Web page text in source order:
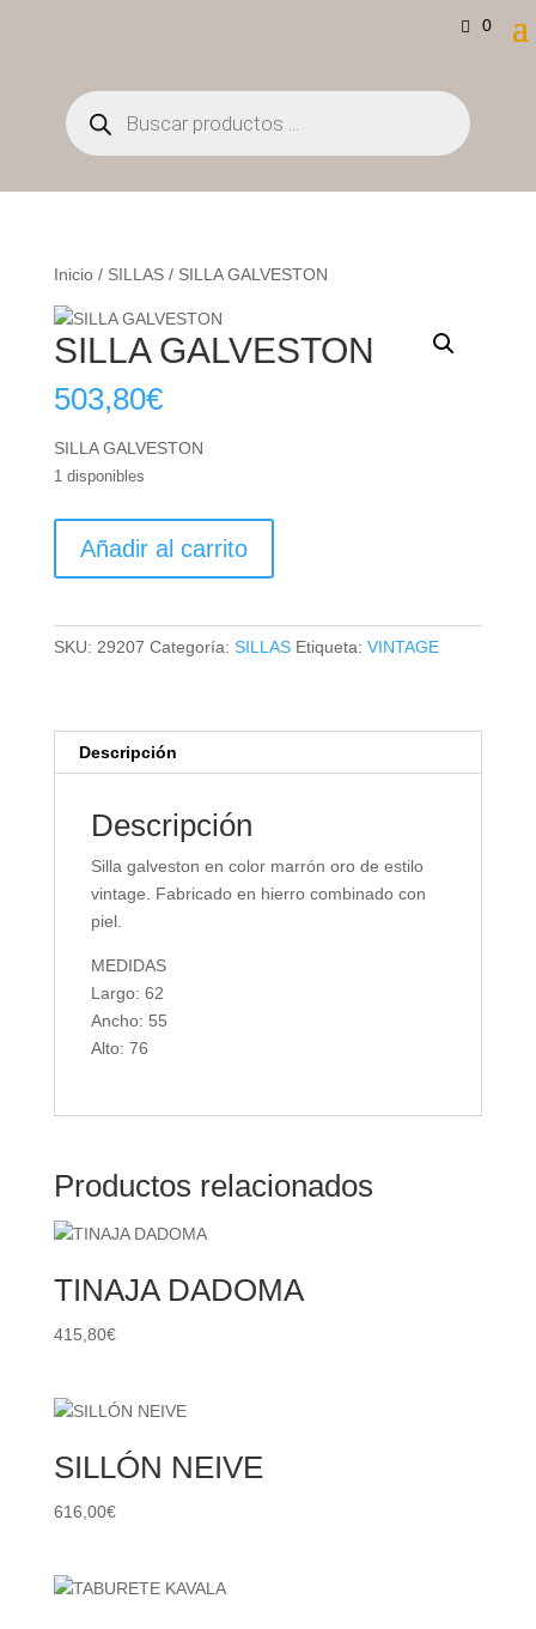
0
Búsqueda
de
productos
Inicio/ SILLAS/ SILLA GALVESTON
SILLA GALVESTON
503,80€
SILLA GALVESTON
1 disponibles
GALVESTON
Añadir al carrito
SKU: 29207 Categoría: SILLAS Etiqueta: VINTAGE
Descripción
Descripción
Silla galveston en color marrón oro de estilo
vintage. Fabricado en hierro combinado con
piel.
MEDIDAS
Largo: 62
Ancho: 55
Alto: 76
Productos relacionados
TINAJA DADOMA
415,80€
SILLÓN NEIVE
616,00€